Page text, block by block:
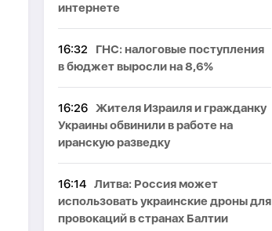
интернете
16:32
ГНС: налоговые поступления
в бюджет выросли на 8,6%
16:26 Жителя Израиля и гражданку
Украины обвинили в работе на
иранскую разведку
16:14 Литва: Россия может
использовать украинские дроны для
провокаций в странах Балтии